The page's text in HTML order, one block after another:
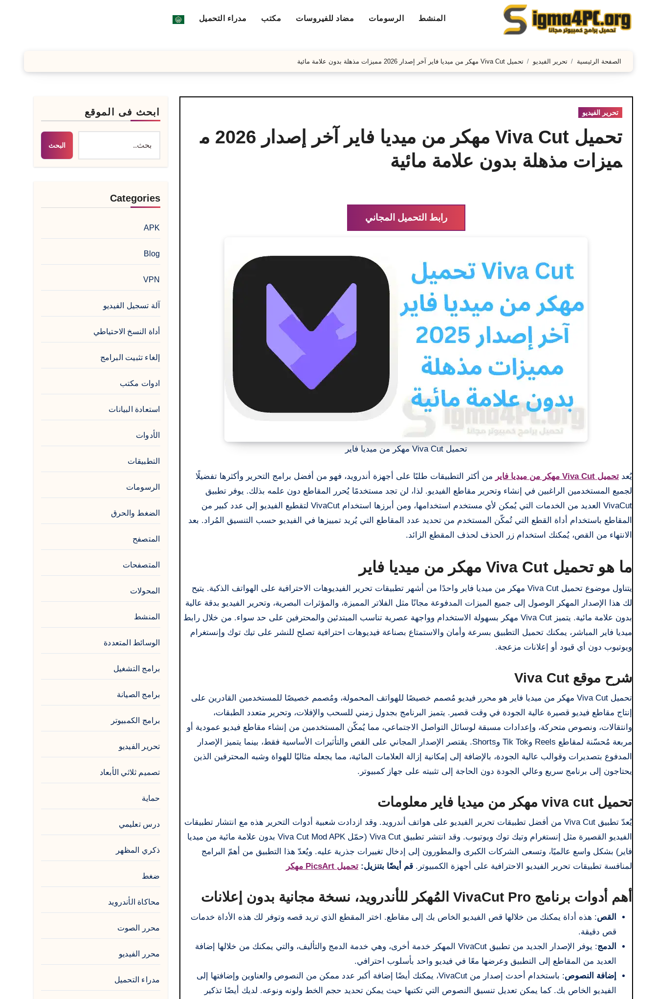
المنشط الرسومات مضاد للفيروسات مكتب مدراء التحميل
الصفحة الرئيسية تحرير الفيديو تحميل Viva Cut مهكر من ميديا فاير آخر إصدار 2026 مميزات مذهلة بدون علامة مائية
تحرير الفيديو
تحميل Viva Cut مهكر من ميديا فاير آخر إصدار 2026 م
ميزات مذهلة بدون علامة مائية
رابط التحميل المجاني
تحميل Viva Cut مهكر من ميديا فاير
يُعد تحميل Viva Cut مهكر من ميديا فاير
من أكثر التطبيقات طلبًا على أجهزة أندرويد، فهو من أفضل برامج التحرير وأكثرها تفضيلًا
لجميع المستخدمين الراغبين في إنشاء وتحرير مقاطع الفيديو. لذا، لن تجد مستخدمًا يُحرر المقاطع دون علمه بذلك. يوفر تطبيق
VivaCut العديد من الخدمات التي يُمكن لأي مستخدم استخدامها، ومن أبرزها استخدام VivaCut لتقطيع الفيديو إلى عدد كبير من
المقاطع باستخدام أداة القطع التي تُمكّن المستخدم من تحديد عدد المقاطع التي يُريد تمييزها في الفيديو حسب التنسيق المُراد. بعد
الانتهاء من القص، يُمكنك استخدام زر الحذف لحذف المقطع الزائد.
ما هو تحميل Viva Cut مهكر من ميديا فاير
يتناول موضوع تحميل Viva Cut مهكر من ميديا فاير واحدًا من أشهر تطبيقات تحرير الفيديوهات الاحترافية على الهواتف الذكية. يتيح
لك هذا الإصدار المهكر الوصول إلى جميع الميزات المدفوعة مجانًا مثل الفلاتر المميزة، والمؤثرات البصرية، وتحرير الفيديو بدقة عالية
بدون علامة مائية. يتميز Viva Cut مهكر بسهولة الاستخدام وواجهة عصرية تناسب المبتدئين والمحترفين على حد سواء. من خلال رابط
ميديا فاير المباشر، يمكنك تحميل التطبيق بسرعة وأمان والاستمتاع بصناعة فيديوهات احترافية تصلح للنشر على تيك توك وإنستغرام
ويوتيوب دون أي قيود أو إعلانات مزعجة.
شرح موقع Viva Cut
تحميل Viva Cut مهكر من ميديا فاير هو محرر فيديو مُصمم خصيصًا للهواتف المحمولة، ومُصمم خصيصًا للمستخدمين القادرين على
إنتاج مقاطع فيديو قصيرة عالية الجودة في وقت قصير. يتميز البرنامج بجدول زمني للسحب والإفلات، وتحرير متعدد الطبقات،
وانتقالات، ونصوص متحركة، وإعدادات مسبقة لوسائل التواصل الاجتماعي، مما يُمكّن المستخدمين من إنشاء مقاطع فيديو عمودية أو
مربعة مُحسّنة لمقاطع Reels وTik Tok وShorts. يقتصر الإصدار المجاني على القص والتأثيرات الأساسية فقط، بينما يتميز الإصدار
المدفوع بتصديرات وقوالب عالية الجودة، بالإضافة إلى إمكانية إزالة العلامات المائية، مما يجعله مثاليًا للهواة وشبه المحترفين الذين
يحتاجون إلى برنامج سريع وعالي الجودة دون الحاجة إلى تثبيته على جهاز كمبيوتر.
تحميل viva cut مهكر من ميديا فاير معلومات
يُعدّ تطبيق Viva Cut من أفضل تطبيقات تحرير الفيديو على هواتف أندرويد. وقد ازدادت شعبية أدوات التحرير هذه مع انتشار تطبيقات
الفيديو القصيرة مثل إنستغرام وتيك توك ويوتيوب. وقد انتشر تطبيق Viva Cut (حمّل Viva Cut Mod APK بدون علامة مائية من ميديا ​​
فاير) بشكل واسع عالميًا، وتسعى الشركات الكبرى والمطورون إلى إدخال تغييرات جذرية عليه. ويُعدّ هذا التطبيق من أهمّ البرامج
لمنافسة تطبيقات تحرير الفيديو الاحترافية على أجهزة الكمبيوتر. قم أيضًا بتنزيل: تحميل PicsArt مهكر
أهم أدوات برنامج VivaCut Pro المُهكر للأندرويد، نسخة مجانية بدون إعلانات
القص: هذه أداة يمكنك من خلالها قص الفيديو الخاص بك إلى مقاطع. اختر المقطع الذي تريد قصه وتوفر لك هذه الأداة خدمات
قص دقيقة.
الدمج
: يوفر الإصدار الجديد من تطبيق VivaCut المهكر خدمة أخرى، وهي خدمة الدمج والتأليف، والتي يمكنك من خلالها إضافة
العديد من المقاطع إلى التطبيق وعرضها معًا في فيديو واحد بأسلوب احترافي.
إضافة النصوص
: باستخدام أحدث إصدار من VivaCut، يمكنك أيضًا إضافة أكبر عدد ممكن من النصوص والعناوين وإضافتها إلى
الفيديو الخاص بك. كما يمكن تعديل تنسيق النصوص التي تكتبها حيث يمكن تحديد حجم الخط ولونه ونوعه. لديك أيضًا تذكير
ابحث فى الموقع
البحث
Categories
APK
Blog
VPN
آلة تسجيل الفيديو
أداة النسخ الاحتياطي
إلغاء تثبيت البرامج
ادوات مكتب
استعادة البيانات
الأدوات
التطبيقات
الرسومات
الضغط والحرق
المتصفح
المتصفحات
المحولات
المنشط
الوسائط المتعددة
برامج التشغيل
برامج الصيانة
برامج الكمبيوتر
تحرير الفيديو
تصميم ثلاثي الأبعاد
حماية
درس تعليمي
ذكري المظهر
ضغط
محاكاة الأندرويد
محرر الصوت
محرر الفيديو
مدراء التحميل